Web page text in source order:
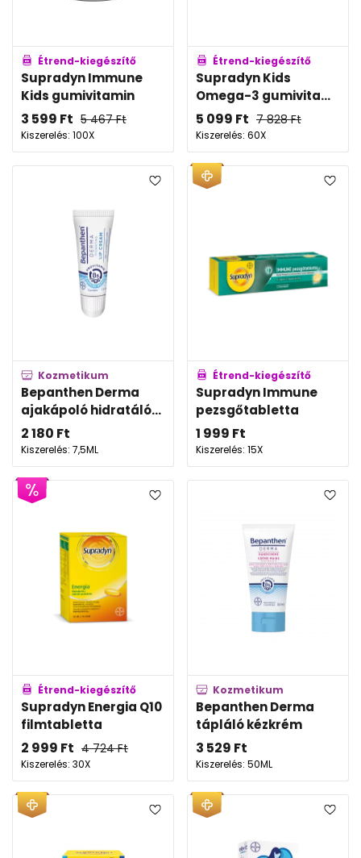
Étrend-kiegészítő
Supradyn Immune
Kids gumivitamin
3 599 Ft 5 467Ft
Kiszerelés: 100X
Étrend-kiegészítő
Supradyn Kids
Omega-3 gumivita...
5 099 Ft 7 828Ft
Kiszerelés: 60X
Kozmetikum
Bepanthen Derma
ajakápoló hidratáló...
2 180 Ft
Kiszerelés: 7,5ML
Étrend-kiegészítő
Supradyn Immune
pezsgőtabletta
1 999 Ft
Kiszerelés: 15X
Étrend-kiegészítő
Supradyn Energia Q10
filmtabletta
2 999 Ft 4 724Ft
Kiszerelés: 30X
Kozmetikum
Bepanthen Derma
tápláló kézkrém
3 529 Ft
Kiszerelés: 50ML